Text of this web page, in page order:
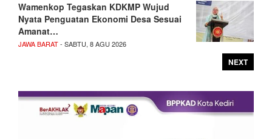
Wamenkop Tegaskan KDKMP Wujud
Nyata Penguatan Ekonomi Desa Sesuai
Amanat…
JAWA BARAT- SABTU, 8 AGU 2026
NEXT